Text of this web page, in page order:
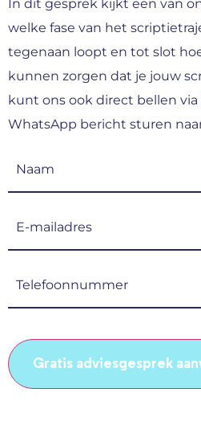
In dit gesprek kijkt een van
welke fase van het
tegenaan loopt en tot slot
kunnen zorgen dat je jouw
kunt ons ook direct bellen via
WhatsApp bericht sturen